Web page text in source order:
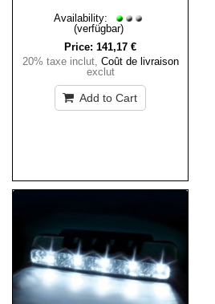
Availability:
(verfügbar)
Price: 141,17 €
20% taxe inclut, Coût de livraison
exclut
Add to Cart